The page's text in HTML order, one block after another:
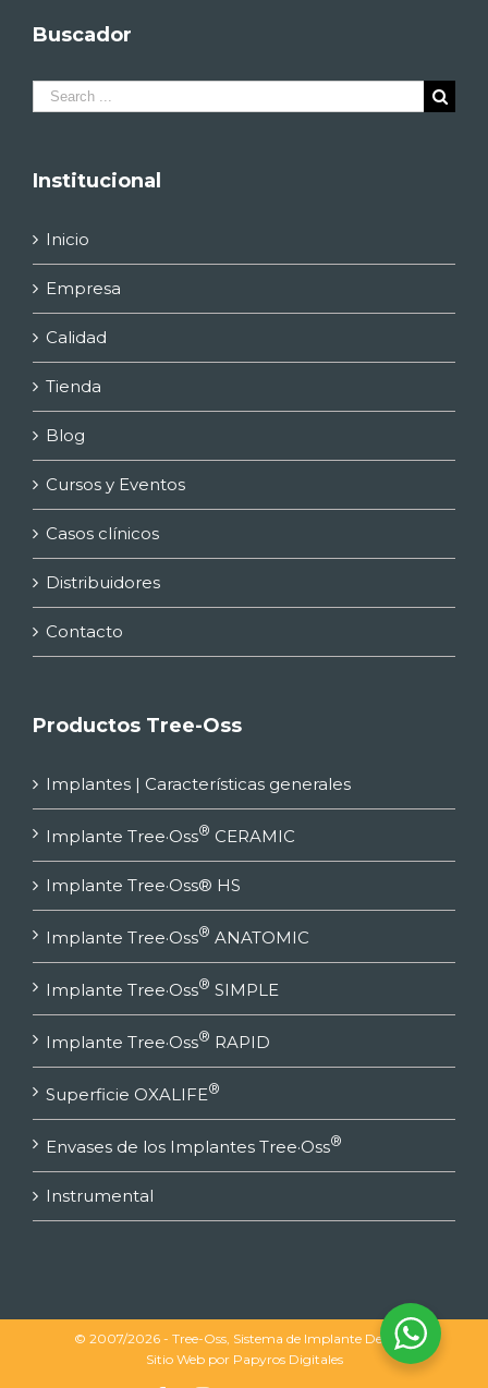
Buscador
Search
for:
Institucional
Inicio
Empresa
Calidad
Tienda
Blog
Cursos y Eventos
Casos clínicos
Distribuidores
Contacto
Productos Tree-Oss
Implantes | Características generales
Implante Tree·Oss® CERAMIC
Implante Tree·Oss® HS
Implante Tree·Oss® ANATOMIC
Implante Tree·Oss® SIMPLE
Implante Tree·Oss® RAPID
Superficie OXALIFE®
Envases de los Implantes Tree·Oss®
Instrumental
© 2007/2026 - Tree-Oss, Sistema de Implante Dental |
Sitio Web por Papyros Digitales